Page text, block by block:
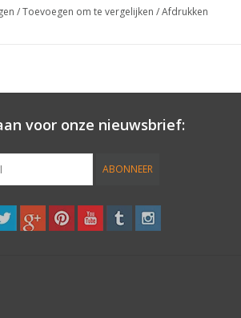
inzetbare temperatuur wax.
afbreekbaar, all-natural.
/Toevoegen om te vergelijken /Afdrukken
voor onze nieuwsbrief:
ABONNEER